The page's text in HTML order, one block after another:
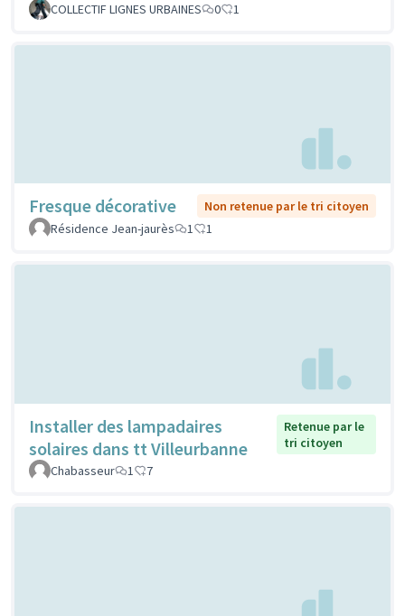
COLLECTIF LIGNES URBAINES 0 1
Fresque décorative
Non retenue par le tri citoyen
Résidence Jean-jaurès
1 1
Installer des lampadaires
solaires dans tt Villeurbanne
Retenue par le
tri citoyen
Chabasseur
1 7